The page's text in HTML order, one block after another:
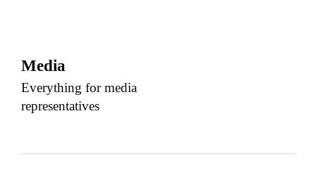
Media
Everything for media
representatives